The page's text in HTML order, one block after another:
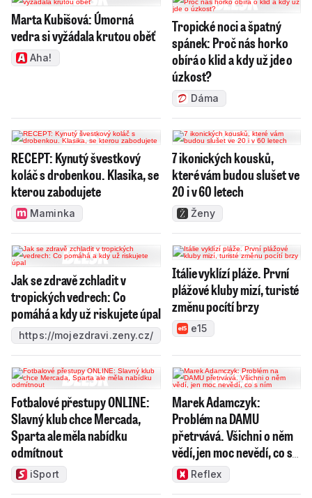
Marta Kubišová: Úmorná
vedra si vyžádala krutou oběť
Aha!
Tropické noci a špatný
spánek: Proč nás horko
obírá o klid a kdy už jde o
úzkost?
Dáma
RECEPT: Kynutý švestkový
koláč s drobenkou. Klasika, se
kterou zabodujete
Maminka
7 ikonických kousků,
které vám budou slušet ve
20 i v 60 letech
Ženy
Jak se zdravě zchladit v
tropických vedrech: Co
pomáhá a kdy už riskujete úpal
https://mojezdravi.zeny.cz/
Itálie vyklízí pláže. První
plážové kluby mizí, turisté
změnu pocítí brzy
e15
Fotbalové přestupy ONLINE:
Slavný klub chce Mercada,
Sparta ale měla nabídku
odmítnout
iSport
Marek Adamczyk:
Problém na DAMU
přetrvává. Všichni o něm
vědí, jen moc nevědí, co s
nímReflex